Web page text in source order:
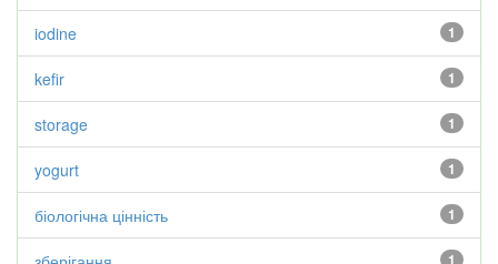
1
iodine
1
kefir
1
storage
1
yogurt
1
біологічна цінність
1